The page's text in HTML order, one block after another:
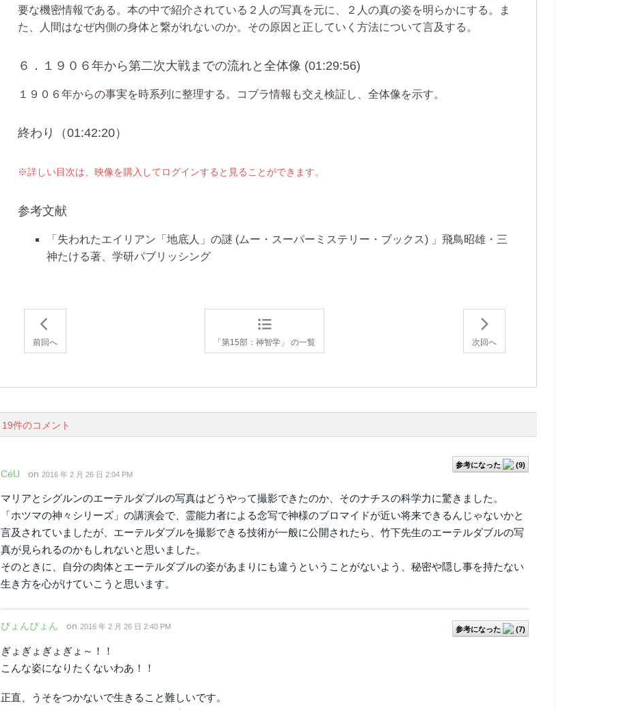
要な機密情報である。本の中で紹介されている２人の写真を元に、２人の真の姿を明らかにする。ま
た、人間はなぜ内側の身体と繋がれないのか。その原因と正していく方法について言及する。
６．１９０６年から第二次大戦までの流れと全体像 (01:29:56)
１９０６年からの事実を時系列に整理する。コブラ情報も交え検証し、全体像を示す。
終わり（01:42:20）
※詳しい目次は、映像を購入してログインすると見ることができます。
参考文献
「失われたエイリアン「地底人」の謎 (ムー・スーパーミステリー・ブックス) 」飛鳥昭雄・三
神たける著、学研パブリッシング
前回へ 「第15部：神智学」 の一覧 次回へ
19件のコメント
参考になった (9)
CéU on 2016 年 2 月 26 日 2:04 PM
マリアとシグルンのエーテルダブルの写真はどうやって撮影できたのか、そのナチスの科学力に驚きました。
「ホツマの神々シリーズ」の講演会で、霊能力者による念写で神様のブロマイドが近い将来できるんじゃないかと
言及されていましたが、エーテルダブルを撮影できる技術が一般に公開されたら、竹下先生のエーテルダブルの写
真が見られるのかもしれないと思いました。
そのときに、自分の肉体とエーテルダブルの姿があまりにも違うということがないよう、秘密や隠し事を持たない
生き方を心がけていこうと思います。
参考になった (7)
ぴょんぴょん on 2016 年 2 月 26 日 2:40 PM
ぎょぎょぎょぎょ～！！
こんな姿になりたくないわあ！！
正直、うそをつかないで生きること難しいです。